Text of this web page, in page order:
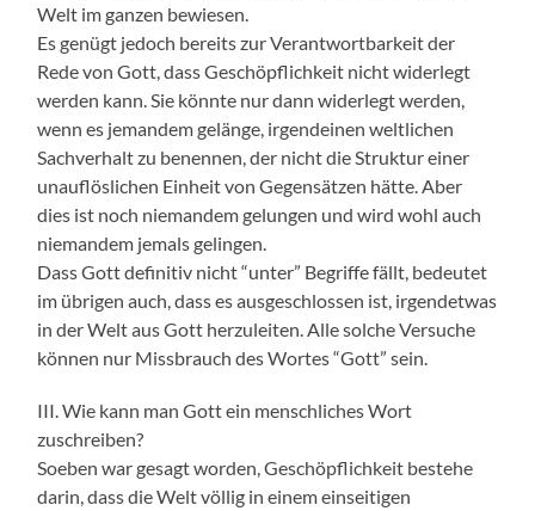
Welt im ganzen bewiesen.
Es genügt jedoch bereits zur Verantwortbarkeit der
Rede von Gott, dass Geschöpflichkeit nicht widerlegt
werden kann. Sie könnte nur dann widerlegt werden,
wenn es jemandem gelänge, irgendeinen weltlichen
Sachverhalt zu benennen, der nicht die Struktur einer
unauflöslichen Einheit von Gegensätzen hätte. Aber
dies ist noch niemandem gelungen und wird wohl auch
niemandem jemals gelingen.
Dass Gott definitiv nicht “unter” Begriffe fällt, bedeutet
im übrigen auch, dass es ausgeschlossen ist, irgendetwas
in der Welt aus Gott herzuleiten. Alle solche Versuche
können nur Missbrauch des Wortes “Gott” sein.
III. Wie kann man Gott ein menschliches Wort
zuschreiben?
Soeben war gesagt worden, Geschöpflichkeit bestehe
darin, dass die Welt völlig in einem einseitigen